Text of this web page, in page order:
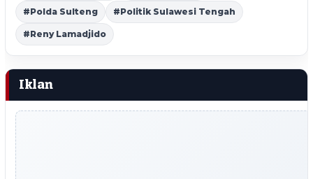
#Polda Sulteng #Politik Sulawesi Tengah
#Reny Lamadjido
Iklan